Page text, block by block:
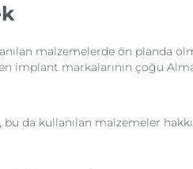
malzemelerde ön planda
implant markalarının çoğu
da kullanılan malzemeler